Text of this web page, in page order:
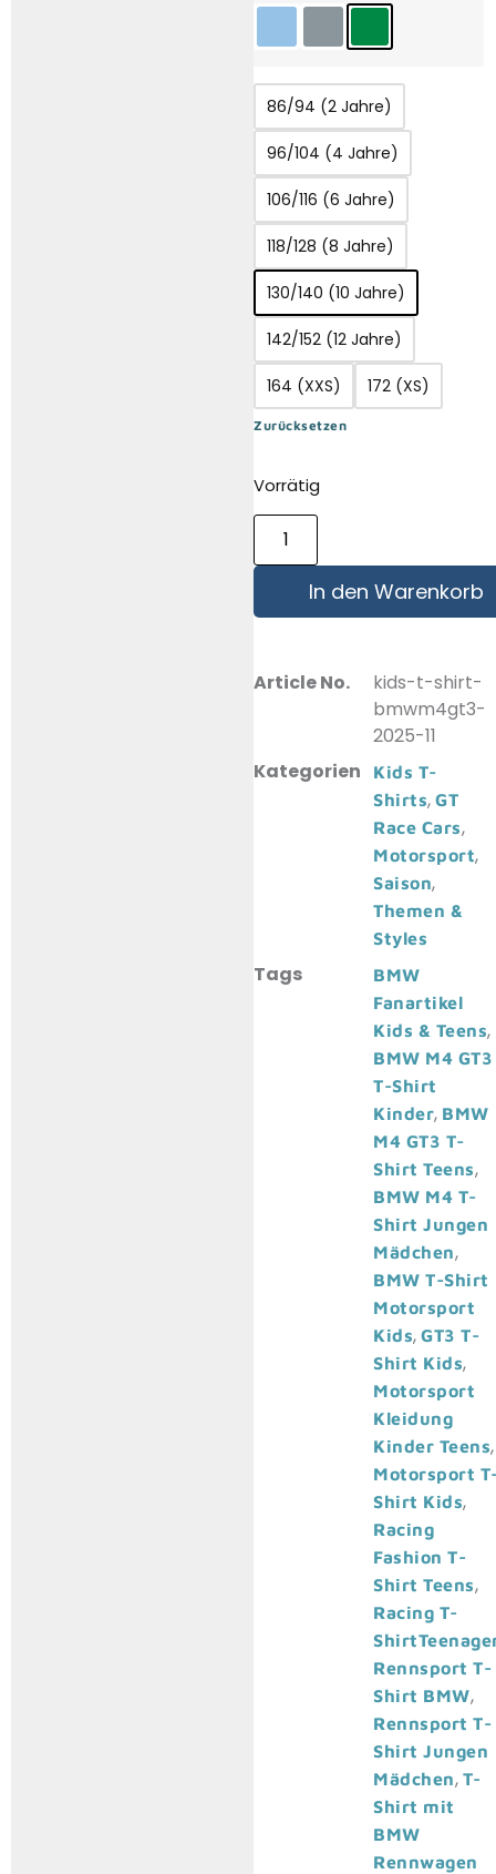
86/94 (2 Jahre)
96/104 (4 Jahre)
106/116 (6 Jahre)
118/128 (8 Jahre)
130/140 (10 Jahre)
142/152 (12 Jahre)
164 (XXS) 172 (XS)
Zurücksetzen
Vorrätig
In den Warenkorb
Article No.
kids-t-shirt-
bmwm4gt3-
2025-11
Kategorien
Kids T-
Shirts,GT
Race Cars,
Motorsport,
Saison,
Themen &
Styles
Tags
BMW
Fanartikel
Kids & Teens,
BMW M4 GT3
T-Shirt
Kinder, BMW
M4 GT3 T-
Shirt Teens,
BMW M4 T-
Shirt Jungen
Mädchen,
BMW T-Shirt
Motorsport
Kids,GT3 T-
Shirt Kids,
Motorsport
Kleidung
Kinder Teens,
Motorsport
Shirt Kids,
Racing
Fashion T-
Shirt Teens,
Racing T-
Rennsport T-
Shirt BMW,
Rennsport T-
Shirt Jungen
Mädchen, T-
Shirt mit
BMW
Rennwagen